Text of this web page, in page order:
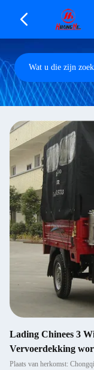
Lading Chinees 3
Vervoerdekking
Plaats van herkomst: